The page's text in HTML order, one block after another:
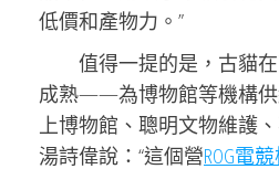
低價和產物力。”
值得一提的是，古貓
成熟——為博物館等機構供
上博物館、聰明文物維護
湯詩偉說：“這個營ROG電